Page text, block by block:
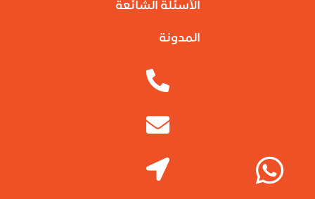
الأسئلة الشائعة
المدونة